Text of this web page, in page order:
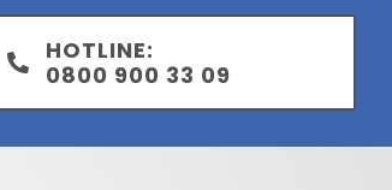
HOTLINE:
0800 900 33 09